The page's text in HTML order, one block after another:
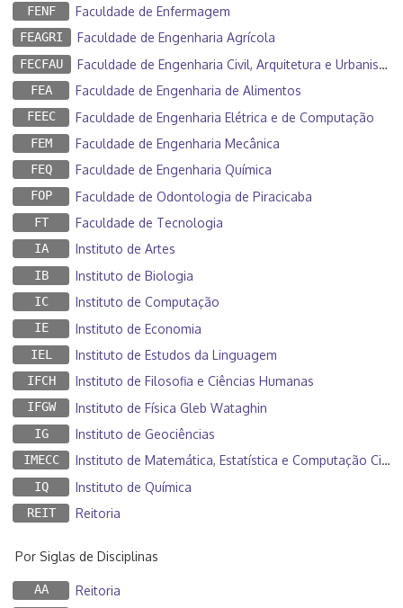
FENF Faculdade de Enfermagem
FEAGRI Faculdade de Engenharia Agrícola
FECFAU Faculdade de Engenharia Civil, Arquitetura e Urbanismo
FEA Faculdade de Engenharia de Alimentos
FEEC Faculdade de Engenharia Elétrica e de Computação
FEM Faculdade de Engenharia Mecânica
FEQ Faculdade de Engenharia Química
FOP Faculdade de Odontologia de Piracicaba
FT Faculdade de Tecnologia
IA Instituto de Artes
IB Instituto de Biologia
IC Instituto de Computação
IE Instituto de Economia
IEL Instituto de Estudos da Linguagem
IFCH Instituto de Filosofia e Ciências Humanas
IFGW Instituto de Física Gleb Wataghin
IG Instituto de Geociências
IMECC Instituto de Matemática, Estatística e Computação Científica
IQ Instituto de Química
REIT Reitoria
Por Siglas de Disciplinas
AA Reitoria